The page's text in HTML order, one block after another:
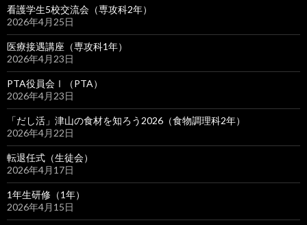
看護学生5校交流会（専攻科2年）
2026年4月25日
医療接遇講座（専攻科1年）
2026年4月23日
PTA役員会Ⅰ（PTA）
2026年4月23日
「だし活」津山の食材を知ろう2026（食物調理科2年）
2026年4月22日
転退任式（生徒会）
2026年4月17日
1年生研修（1年）
2026年4月15日